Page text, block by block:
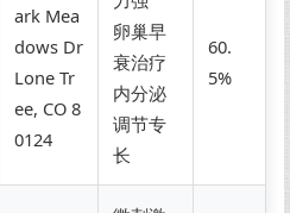
ark Mea
dows Dr
Lone Tr
ee, CO 8
0124
卵巢早
衰治疗
内分泌
调节专
长
60.
5%